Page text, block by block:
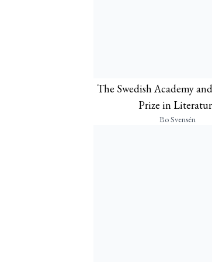
The Swedish Academy
Prize in
Bo Svensén